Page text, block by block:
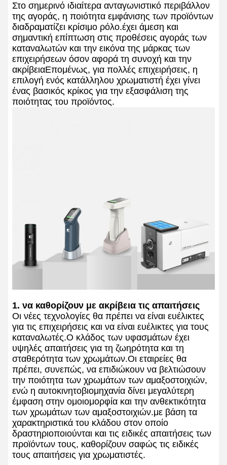
Στο σημερινό ιδιαίτερα ανταγωνιστικό περιβάλλον
της αγοράς, η ποιότητα εμφάνισης των προϊόντων
διαδραματίζει κρίσιμο ρόλο.έχει άμεση και
σημαντική επίπτωση στις προθέσεις αγοράς των
καταναλωτών και την εικόνα της μάρκας των
επιχειρήσεων όσον αφορά τη συνοχή και την
ακρίβειαΕπομένως, για πολλές επιχειρήσεις, η
επιλογή ενός κατάλληλου χρωματιστή έχει γίνει
ένας βασικός κρίκος για την εξασφάλιση της
ποιότητας του προϊόντος.
1. να καθορίζουν με ακρίβεια τις απαιτήσεις
Οι νέες τεχνολογίες θα πρέπει να είναι ευέλικτες
για τις επιχειρήσεις και να είναι ευέλικτες για τους
καταναλωτές.Ο κλάδος των υφασμάτων έχει
υψηλές απαιτήσεις για τη ζωηρότητα και τη
σταθερότητα των χρωμάτων.Οι εταιρείες θα
πρέπει, συνεπώς, να επιδιώκουν να βελτιώσουν
την ποιότητα των χρωμάτων των αμαξοστοιχιών,
ενώ η αυτοκινητοβιομηχανία δίνει μεγαλύτερη
έμφαση στην ομοιομορφία και την ανθεκτικότητα
των χρωμάτων των αμαξοστοιχιών.με βάση τα
χαρακτηριστικά του κλάδου στον οποίο
δραστηριοποιούνται και τις ειδικές απαιτήσεις των
προϊόντων τους, καθορίζουν σαφώς τις ειδικές
τους απαιτήσεις για χρωματιστές.